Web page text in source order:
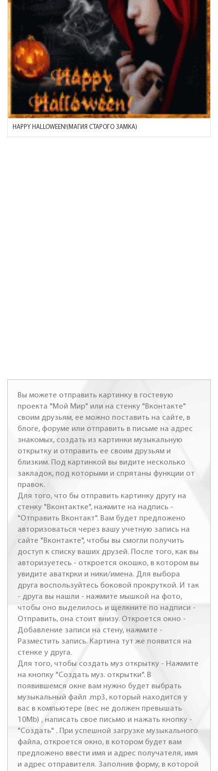
HAPPY HALLOWEEN!(МАГИЯ СТАРОГО ЗАМКА)
Вы можете отправить картинку в гостевую
проекта "Мой Мир" или на стенку "Вконтакте"
своим друзьям, ее можно поставить на сайте, в
блоге, форуме или отправить в письме на адрес
знакомых, создать из картинки музыкальную
открытку и отправить ее своим друзьям и
близким. Под картинкой вы видите несколько
закладок, под которыми и спрятаны функции от
правок.
Для того, что бы отправить картинку другу на
стенку "Вконтактке", нажмите на надпись -
"Отправить Вконтакт". Вам будет предложено
авторизоваться через вашу учетную запись на
сайте "Вконтакте", чтобы вы смогли получить
доступ к списку ваших друзей. После того, как вы
авторизуетесь - откроется окошко, в котором вы
увидите аваткрки и ники/имена. Для выбора
друга воспользуйтесь боковой прокруткой. И так
- друга вы нашли - нажмите мышкой на фото,
чтобы оно выделилось и щелкните по надписи -
Отправить, она стоит внизу. Откроется окно -
Добавление записи на стену, нажмите -
Разместить запись. Картина тут же появится на
стенке у друга.
Для того, чтобы создать муз открытку - Нажмите
на кнопку "Создать муз. открытки". В
появившемся окне вам нужно будет выбрать
музыкальный файл .mp3, который находится у
вас в компьютере (вес не должен превышать
10Mb) , написать свое письмо и нажать кнопку -
"Создать" . При успешной загрузке музыкального
файла, откроется окно, в котором будет вам
предложено ввести имя и адрес получателя, имя
и адрес отправителя. Заполнив форму, в которой